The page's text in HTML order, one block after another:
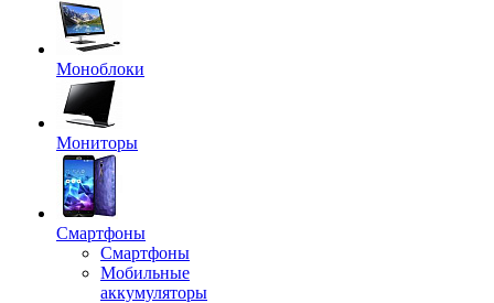
Моноблоки
Мониторы
Смартфоны
Смартфоны
Мобильные
аккумуляторы